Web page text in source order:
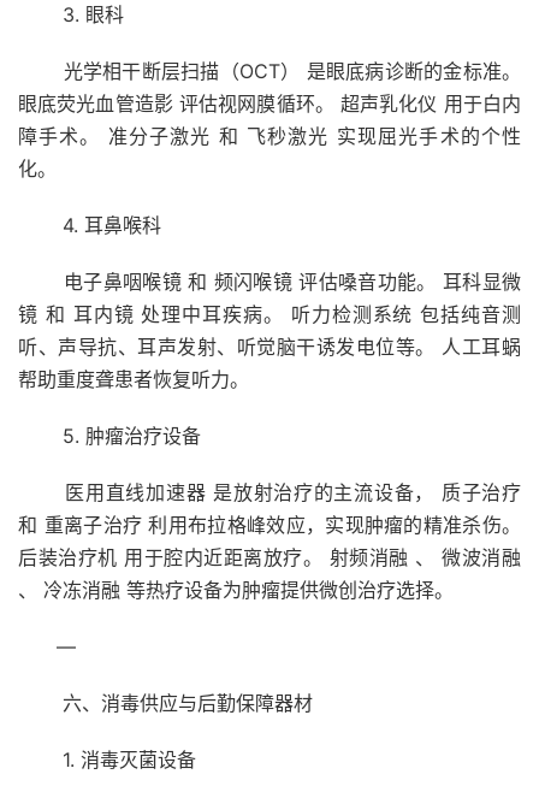
3. 眼科
光学相干断层扫描（OCT） 是眼底病诊断的金标准。
眼底荧光血管造影 评估视网膜循环。 超声乳化仪 用于白内
障手术。 准分子激光 和 飞秒激光 实现屈光手术的个性
化。
4. 耳鼻喉科
电子鼻咽喉镜 和 频闪喉镜 评估嗓音功能。 耳科显微
镜 和 耳内镜 处理中耳疾病。 听力检测系统 包括纯音测
听、声导抗、耳声发射、听觉脑干诱发电位等。 人工耳蜗
帮助重度聋患者恢复听力。
5. 肿瘤治疗设备
医用直线加速器 是放射治疗的主流设备， 质子治疗
和 重离子治疗 利用布拉格峰效应，实现肿瘤的精准杀伤。
后装治疗机 用于腔内近距离放疗。 射频消融 、 微波消融
、 冷冻消融 等热疗设备为肿瘤提供微创治疗选择。
—
六、消毒供应与后勤保障器材
1. 消毒灭菌设备